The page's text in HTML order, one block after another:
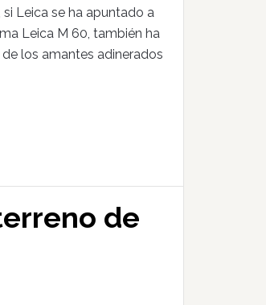
Leica se ha apuntado a
Leica M 60, también ha
los amantes adinerados
de